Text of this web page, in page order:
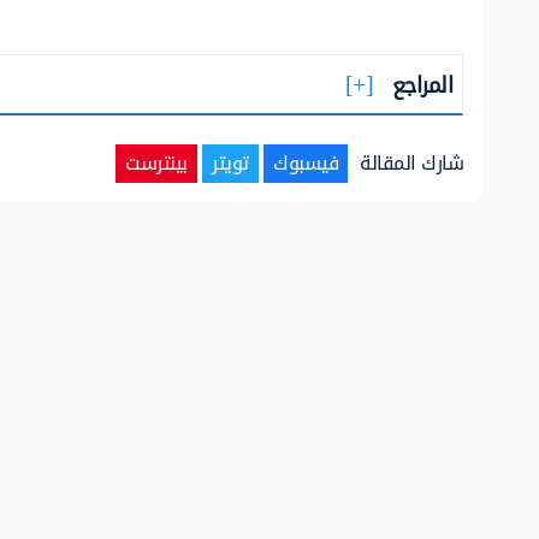
المراجع
شارك المقالة فيسبوك تويتر بينترست